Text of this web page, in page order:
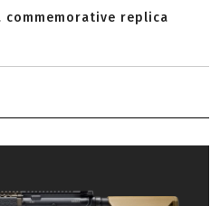
commemorative replica